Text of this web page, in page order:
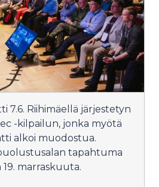
7.6. Riihimäellä järjestetyn
-kilpailun, jonka myötä
alkoi muodostua.
tapahtuma
marraskuuta.